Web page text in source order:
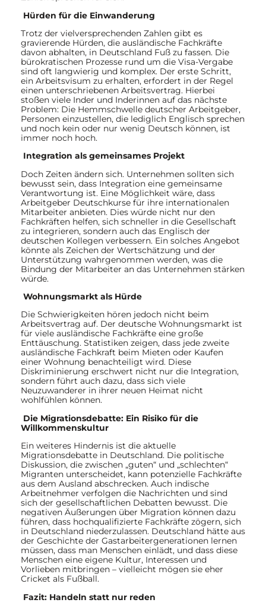
Hürden für die Einwanderung
Trotz der vielversprechenden Zahlen gibt es
gravierende Hürden, die ausländische Fachkräfte
davon abhalten, in Deutschland Fuß zu fassen. Die
bürokratischen Prozesse rund um die Visa-Vergabe
sind oft langwierig und komplex. Der erste Schritt,
ein Arbeitsvisum zu erhalten, erfordert in der Regel
einen unterschriebenen Arbeitsvertrag. Hierbei
stoßen viele Inder und Inderinnen auf das nächste
Problem: Die Hemmschwelle deutscher Arbeitgeber,
Personen einzustellen, die lediglich Englisch sprechen
und noch kein oder nur wenig Deutsch können, ist
immer noch hoch.
Integration als gemeinsames Projekt
Doch Zeiten ändern sich. Unternehmen sollten sich
bewusst sein, dass Integration eine gemeinsame
Verantwortung ist. Eine Möglichkeit wäre, dass
Arbeitgeber Deutschkurse für ihre internationalen
Mitarbeiter anbieten. Dies würde nicht nur den
Fachkräften helfen, sich schneller in die Gesellschaft
zu integrieren, sondern auch das Englisch der
deutschen Kollegen verbessern. Ein solches Angebot
könnte als Zeichen der Wertschätzung und der
Unterstützung wahrgenommen werden, was die
Bindung der Mitarbeiter an das Unternehmen stärken
würde.
Wohnungsmarkt als Hürde
Die Schwierigkeiten hören jedoch nicht beim
Arbeitsvertrag auf. Der deutsche Wohnungsmarkt ist
für viele ausländische Fachkräfte eine große
Enttäuschung. Statistiken zeigen, dass jede zweite
ausländische Fachkraft beim Mieten oder Kaufen
einer Wohnung benachteiligt wird. Diese
Diskriminierung erschwert nicht nur die Integration,
sondern führt auch dazu, dass sich viele
Neuzuwanderer in ihrer neuen Heimat nicht
wohlfühlen können.
Die Migrationsdebatte: Ein Risiko für die
Willkommenskultur
Ein weiteres Hindernis ist die aktuelle
Migrationsdebatte in Deutschland. Die politische
Diskussion, die zwischen „guten“ und „schlechten“
Migranten unterscheidet, kann potenzielle Fachkräfte
aus dem Ausland abschrecken. Auch indische
Arbeitnehmer verfolgen die Nachrichten und sind
sich der gesellschaftlichen Debatten bewusst. Die
negativen Äußerungen über Migration können dazu
führen, dass hochqualifizierte Fachkräfte zögern, sich
in Deutschland niederzulassen. Deutschland hätte aus
der Geschichte der Gastarbeitergenerationen lernen
müssen, dass man Menschen einlädt, und dass diese
Menschen eine eigene Kultur, Interessen und
Vorlieben mitbringen – vielleicht mögen sie eher
Cricket als Fußball.
Fazit: Handeln statt nur reden